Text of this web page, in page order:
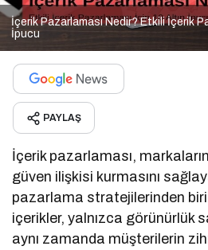
İçerik Pazarlaması Nedir? Etkili İçerik
İpucu
PAYLAŞ
İçerik pazarlaması,
güven ilişkisi kurmasını
pazarlama stratejilerinden
içerikler, yalnızca görünürlük
aynı zamanda müşterilerin